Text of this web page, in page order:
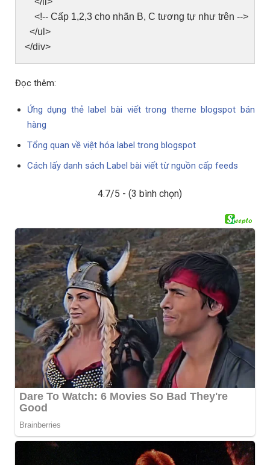
<!-- Cấp 1,2,3 cho nhãn B, C tương tự như trên -->
</ul>
</div>
Đọc thêm:
Ứng dụng thẻ label bài viết trong theme blogspot bán
hàng
Tổng quan về việt hóa label trong blogspot
Cách lấy danh sách Label bài viết từ nguồn cấp feeds
4.7/5 - (3 bình chọn)